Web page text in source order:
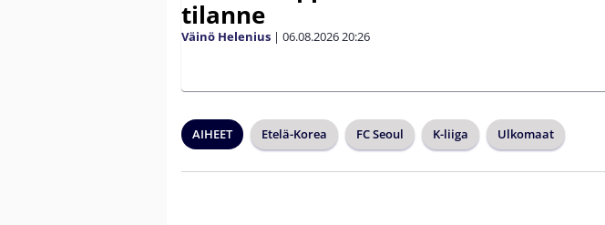
tilanne
Väinö Helenius | 06.08.202620:26
AIHEET Etelä-Korea FC Seoul K-liiga Ulkomaat